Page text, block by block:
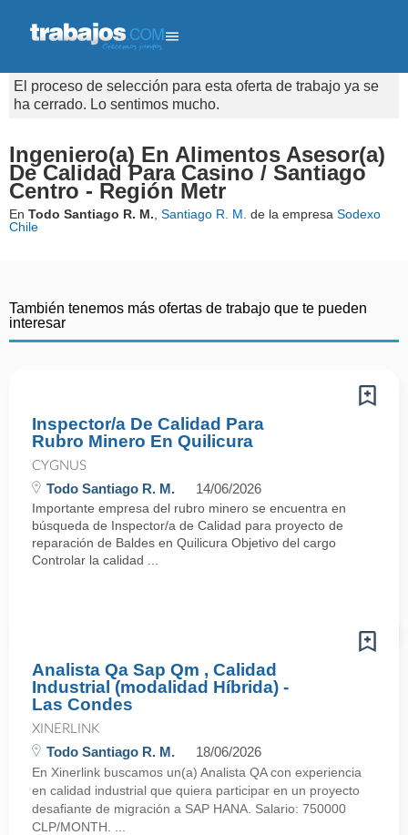
El proceso de selección para esta oferta de trabajo ya se
ha cerrado. Lo sentimos mucho.
Ingeniero(a) En Alimentos Asesor(a)
De Calidad Para Casino / Santiago
Centro - Región Metr
En Todo Santiago R. M. Santiago R. M. de la empresa Sodexo
Chile
También tenemos más ofertas de trabajo que te pueden
interesar
Inspector/a De Calidad Para
Rubro Minero En Quilicura
CYGNUS
Todo Santiago R. M. 14/06/2026
Importante empresa del rubro minero se encuentra en
búsqueda de Inspector/a de Calidad para proyecto de
reparación de Baldes en Quilicura Objetivo del cargo
Controlar la calidad ...
Analista Qa Sap Qm , Calidad
Industrial (modalidad Híbrida) -
Las Condes
XINERLINK
Todo Santiago R. M. 18/06/2026
En Xinerlink buscamos un(a) Analista QA con experiencia
en calidad industrial que quiera participar en un proyecto
desafiante de migración a SAP HANA. Salario: 750000
CLP/MONTH. ...